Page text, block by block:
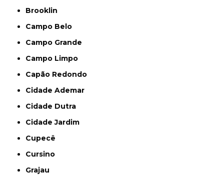
Brooklin
Campo Belo
Campo Grande
Campo Limpo
Capão Redondo
Cidade Ademar
Cidade Dutra
Cidade Jardim
Cupecê
Cursino
Grajau